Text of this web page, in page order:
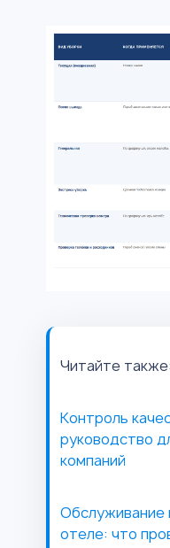
Читайте также:
Контроль
руководство
компаний
Обслуживание
отеле: что